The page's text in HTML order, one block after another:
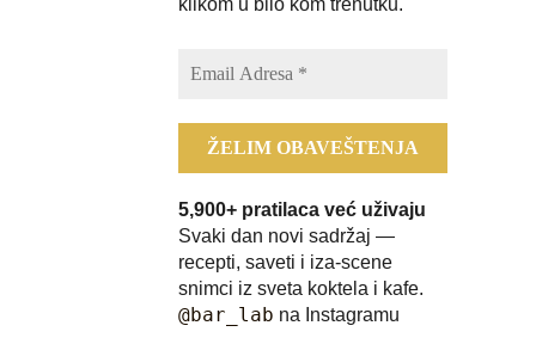
klikom u bilo kom trenutku.
5,900+ pratilaca već uživaju
Svaki dan novi sadržaj —
recepti, saveti i iza-scene
snimci iz sveta koktela i kafe.
@bar_lab na Instagramu